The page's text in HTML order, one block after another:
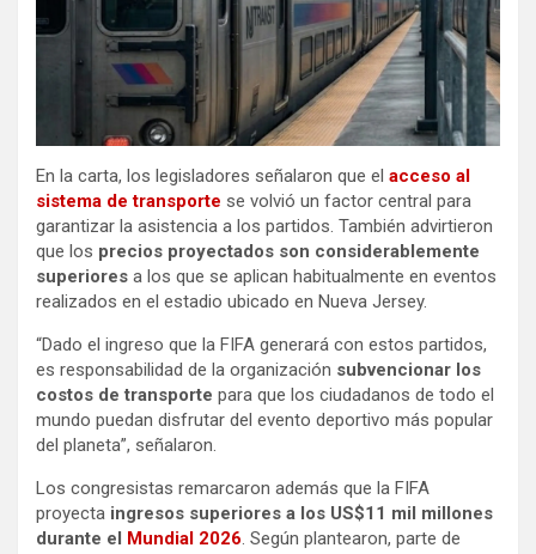
En la carta, los legisladores señalaron que el acceso al
sistema de transporte se volvió un factor central para
garantizar la asistencia a los partidos. También advirtieron
que los precios proyectados son considerablemente
superiores a los que se aplican habitualmente en eventos
realizados en el estadio ubicado en Nueva Jersey.
“Dado el ingreso que la FIFA generará con estos partidos,
es responsabilidad de la organización subvencionar los
costos de transporte para que los ciudadanos de todo el
mundo puedan disfrutar del evento deportivo más popular
del planeta”, señalaron.
Los congresistas remarcaron además que la FIFA
proyecta ingresos superiores a los US$11 mil millones
durante el Mundial 2026. Según plantearon, parte de